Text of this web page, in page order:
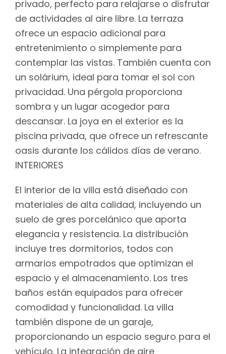
privado, perfecto para relajarse o disfrutar
de actividades al aire libre. La terraza
ofrece un espacio adicional para
entretenimiento o simplemente para
contemplar las vistas. También cuenta con
un solárium, ideal para tomar el sol con
privacidad. Una pérgola proporciona
sombra y un lugar acogedor para
descansar. La joya en el exterior es la
piscina privada, que ofrece un refrescante
oasis durante los cálidos días de verano.
INTERIORES
El interior de la villa está diseñado con
materiales de alta calidad, incluyendo un
suelo de gres porcelánico que aporta
elegancia y resistencia. La distribución
incluye tres dormitorios, todos con
armarios empotrados que optimizan el
espacio y el almacenamiento. Los tres
baños están equipados para ofrecer
comodidad y funcionalidad. La villa
también dispone de un garaje,
proporcionando un espacio seguro para el
vehículo. La integración de aire